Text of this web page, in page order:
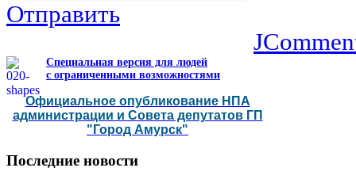
Отправить
Специальная версия для людей
с ограниченными возможностями
Официальное опубликование НПА
администрации и Совета депутатов ГП
"Город Амурск"
Последние новости